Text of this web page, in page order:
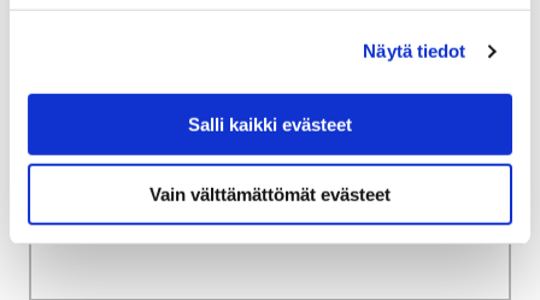
Näytä tiedot
Salli kaikki evästeet
Vain välttämättömät evästeet
Home
Culture and sports
Kruunupää Centre for Children´s Culture
Other activities
Other activities